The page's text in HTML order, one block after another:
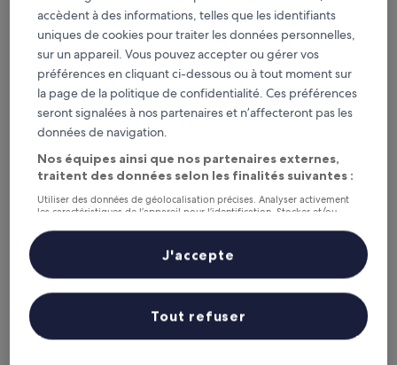
Exceptionnel,
(1 010 avis)
prix
est
taxes et frais compris
9 août - 10 août
Hampton by Hilton Grand Cayman
Seven Mile Beach
Hampton by Hilton Grand Cayman Seven Mile Beach
Hébergement
4.0 étoiles
Seven Mile Beach
Hampton by Hilton Grand Cayman Seven Mile Beach
accèdent à des informations, telles que les identifiants
uniques de cookies pour traiter les données personnelles,
sur un appareil. Vous pouvez accepter ou gérer vos
préférences en cliquant ci-dessous ou à tout moment sur
la page de la politique de confidentialité. Ces préférences
seront signalées à nos partenaires et n’affecteront pas les
données de navigation.
Nos équipes ainsi que nos partenaires externes,
traitent des données selon les finalités suivantes :
Utiliser des données de géolocalisation précises. Analyser activement
les caractéristiques de l’appareil pour l’identification. Stocker et/ou
personnalisés, mesure de performance des publicités et du contenu,
études d’audience et développement de services.
Liste de nos partenaires (fournisseurs)
Tout refuser
J'accepte